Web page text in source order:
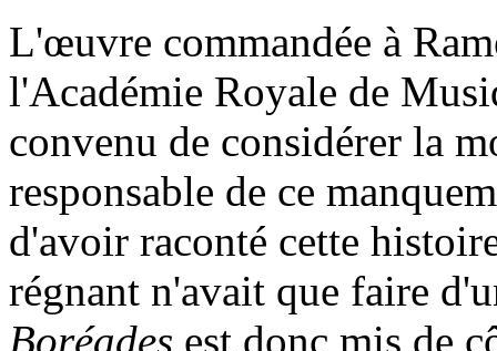
L'œuvre commandée à
l'Académie Royale de
convenu de considérer la
responsable de ce
d'avoir raconté cette
régnant n'avait que faire
Boréades est donc mis de